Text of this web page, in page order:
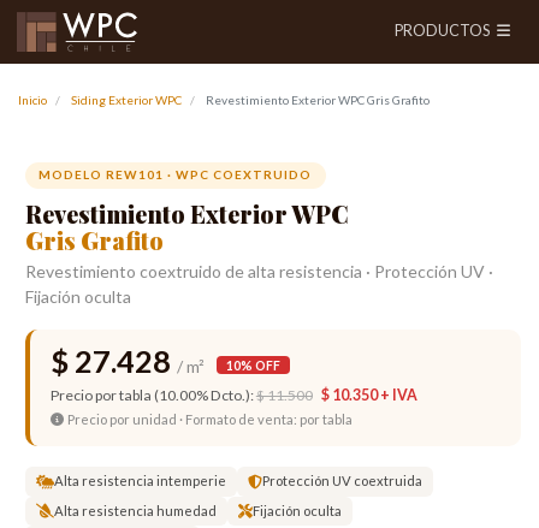
PRODUCTOS
Inicio Siding Exterior WPC Revestimiento Exterior WPC Gris Grafito
MODELO REW101 · WPC COEXTRUIDO
Revestimiento Exterior WPC
Gris Grafito
Revestimiento coextruido de alta resistencia · Protección UV ·
Fijación oculta
$ 27.428 / m² 10% OFF
Precio por tabla (10.00% Dcto.):$ 11.500 $ 10.350 + IVA
Precio por unidad · Formato de venta: por tabla
Alta resistencia intemperie
Protección UV coextruida
Alta resistencia humedad
Fijación oculta